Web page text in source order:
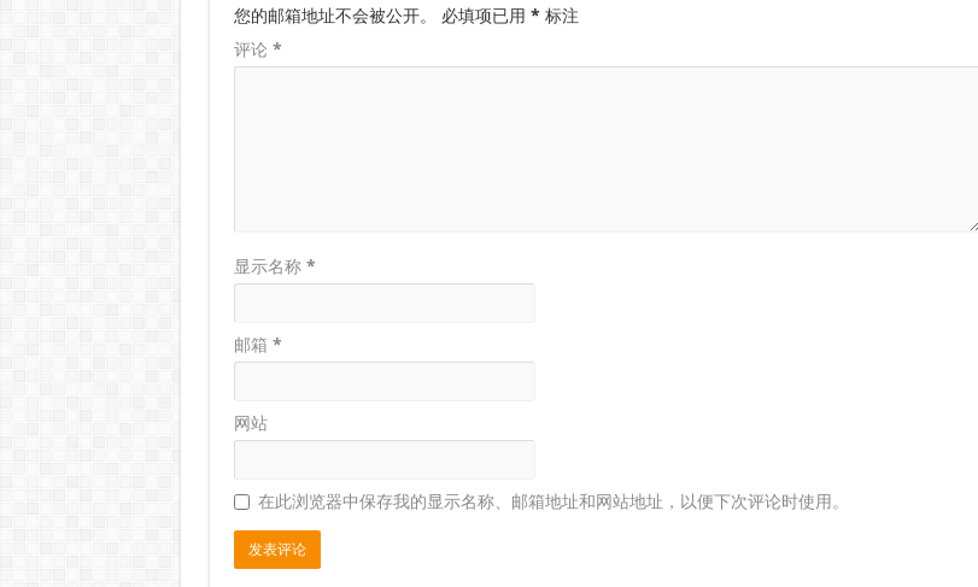
您的邮箱地址不会被公开。 必填项已用 * 标注
评论 *
显示名称 *
邮箱 *
网站
在此浏览器中保存我的显示名称、邮箱地址和网站地址，以便下次评论时使用。